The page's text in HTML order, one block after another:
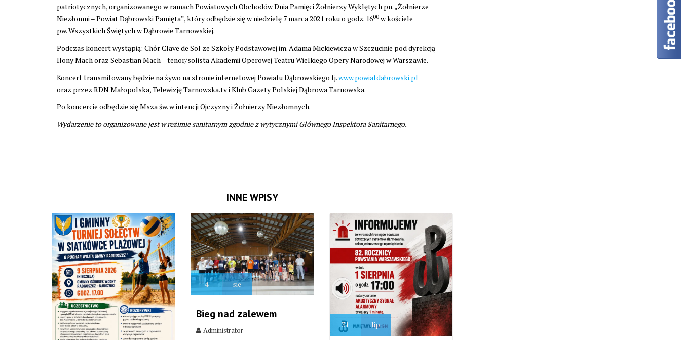
patriotycznych, organizowanego w ramach Powiatowych Obchodów Dnia Pamięci Żołnierzy Wyklętych pn. „Żołnierze
Niezłomni – Powiat Dąbrowski Pamięta”, który odbędzie się w niedzielę 7 marca 2021 roku o godz. 1600 w kościele
pw. Wszystkich Świętych w Dąbrowie Tarnowskiej.
Podczas koncert wystąpią: Chór Clave de Sol ze Szkoły Podstawowej im. Adama Mickiewicza w Szczucinie pod dyrekcją
Ilony Mach oraz Sebastian Mach – tenor/solista Akademii Operowej Teatru Wielkiego Opery Narodowej w Warszawie.
Koncert transmitowany będzie na żywo na stronie internetowej Powiatu Dąbrowskiego tj.www.powiatdabrowski.pl
oraz przez RDN Małopolska, Telewizję Tarnowska.tv i Klub Gazety Polskiej Dąbrowa Tarnowska.
Po koncercie odbędzie się Msza św. w intencji Ojczyzny i Żołnierzy Niezłomnych.
Wydarzenie to organizowane jest w reżimie sanitarnym zgodnie z wytycznymi Głównego Inspektora Sanitarnego.
INNE WPISY
4 sie
Bieg nad zalewem
Administrator
31 lip